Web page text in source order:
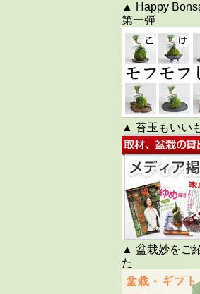
▲ Happy
第一弾
▲ 苔玉もいい
▲ 盆栽妙をご
た